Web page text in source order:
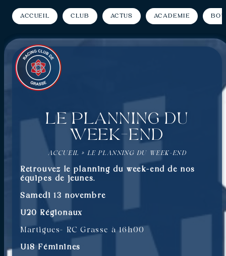
Accueil Club Actus Académie
Le planning du
week-end
ACCUEIL » LE PLANNING DU WEEK-END
Retrouvez le planning du week-end de nos
équipes de jeunes.
Samedi 13 novembre
U20 Régionaux
Martigues- RC Grasse à 16h00
U18 Féminines